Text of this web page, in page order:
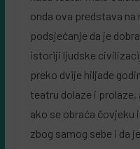
onda ova predstava
podsjećanje da je
istoriji ljudske
preko dvije hiljade
teatru dolaze i
ako se obraća čovjeku
zbog samog sebe i da